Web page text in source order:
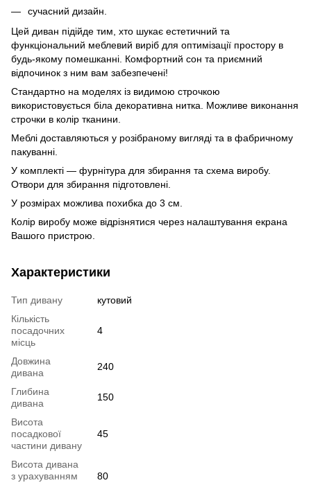
сучасний дизайн.
Цей диван підійде тим, хто шукає естетичний та
функціональний меблевий виріб для оптимізації простору в
будь-якому помешканні. Комфортний сон та приємний
відпочинок з ним вам забезпечені!
Стандартно на моделях із видимою строчкою
використовується біла декоративна нитка. Можливе виконання
строчки в колір тканини.
Меблі доставляються у розібраному вигляді та в фабричному
пакуванні.
У комплекті — фурнітура для збирання та схема виробу.
Отвори для збирання підготовлені.
У розмірах можлива похибка до 3 см.
Колір виробу може відрізнятися через налаштування екрана
Вашого пристрою.
Характеристики
Тип дивану
кутовий
Кількість
посадочних
місць
4
Довжина
дивана
240
Глибина
дивана
150
Висота
посадкової
частини дивану
45
Висота дивана
з урахуванням
80